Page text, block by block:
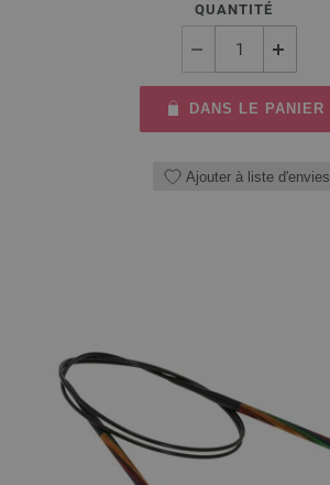
QUANTITÉ
DANS LE PANIER
Ajouter à liste d'envies